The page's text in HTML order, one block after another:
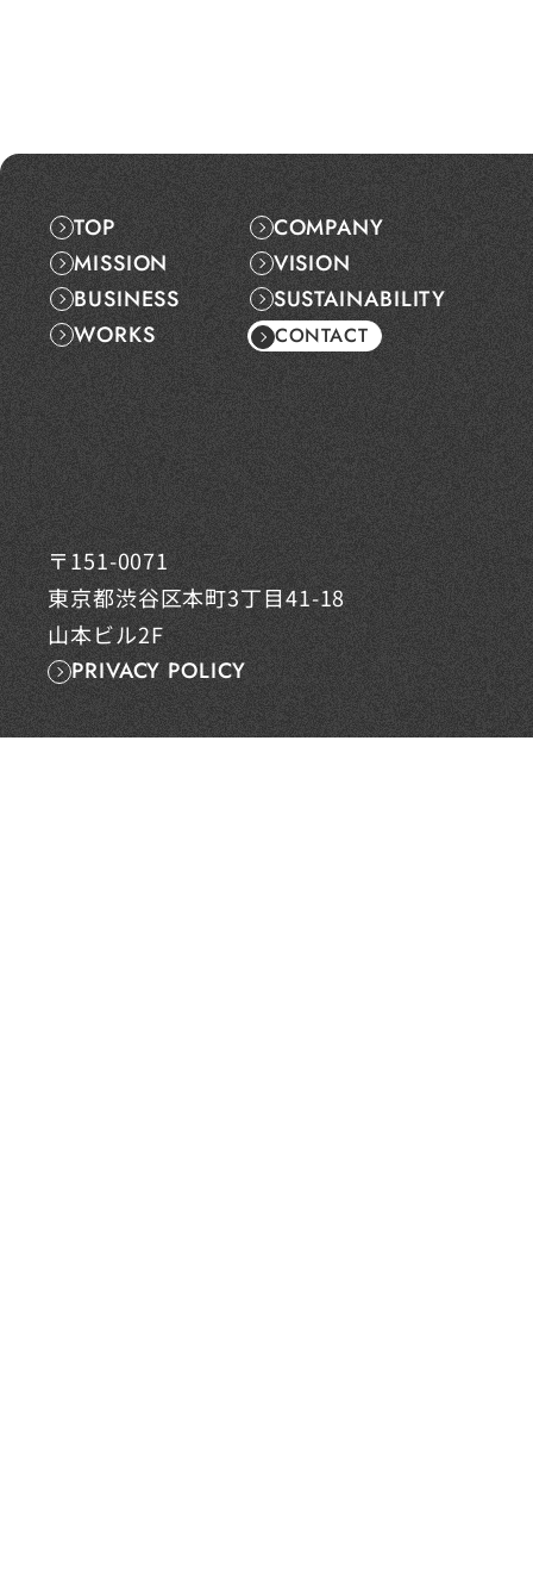
TOP
COMPANY
MISSION
VISION
BUSINESS
SUSTAINABILITY
WORKS
CONTACT
〒151-0071
東京都渋谷区本町3丁目41-18
山本ビル2F
PRIVACY POLICY